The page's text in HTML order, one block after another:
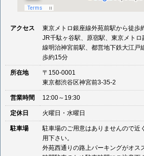
アクセス
東京メトロ銀座線外苑前駅から徒歩
JR千駄ヶ谷駅、原宿駅、東京メト
線明治神宮前駅、都営地下鉄大江戸
歩約15分
所在地
〒150-0001
東京都渋谷区神宮前3-35-2
営業時間 12:00～19:30
定休日 火曜日・水曜日
駐車場
駐車場のご用意はありませんので近
用下さい。
外苑西通りの路上パーキングがオス